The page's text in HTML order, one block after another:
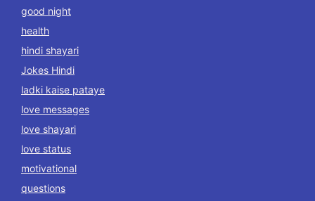
good night
health
hindi shayari
Jokes Hindi
ladki kaise pataye
love messages
love shayari
love status
motivational
questions